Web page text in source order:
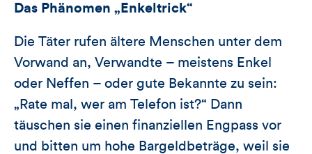
Das Phänomen „Enkeltrick“
Die Täter rufen ältere Menschen unter dem
Vorwand an, Verwandte – meistens Enkel
oder Neffen – oder gute Bekannte zu sein:
„Rate mal, wer am Telefon ist?“ Dann
täuschen sie einen finanziellen Engpass vor
und bitten um hohe Bargeldbeträge, weil sie